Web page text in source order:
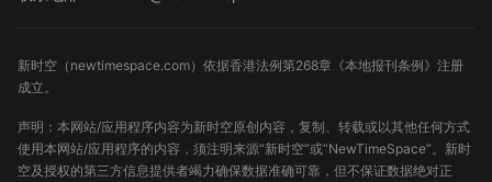
新时空（ newtimespace.com）依据香港法例第268章《本地报刊条例》注册
成立。
声明：本网站/应用程序内容为新时空原创内容，复制、转载或以其他任何方式
使用本网站/应用程序的内容，须注明来源“新时空”或“NewTimeSpace”。新时
空及授权的第三方信息提供者竭力确保数据准确可靠，但不保证数据绝对正